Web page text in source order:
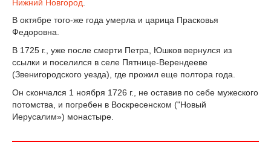
Нижний Новгород
В октябре того-же года умерла и царица Прасковья
Федоровна.
В 1725 г., уже после смерти Петра, Юшков вернулся из
ссылки и поселился в селе Пятнице-Верендееве
(Звенигородского уезда), где прожил еще полтора года.
Он скончался 1 ноября 1726 г., не оставив по себе мужеского
потомства, и погребен в Воскресенском ("Новый
Иерусалим») монастыре.